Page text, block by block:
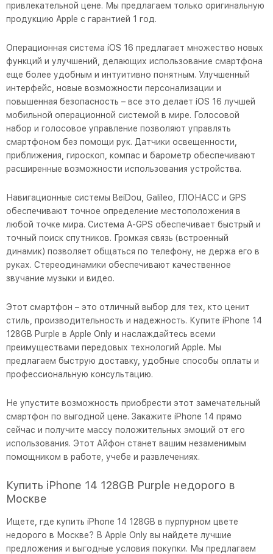
привлекательной цене. Мы предлагаем только оригинальную
продукцию Apple с гарантией 1 год.
Операционная система iOS 16 предлагает множество новых
функций и улучшений, делающих использование смартфона
еще более удобным и интуитивно понятным. Улучшенный
интерфейс, новые возможности персонализации и
повышенная безопасность – все это делает iOS 16 лучшей
мобильной операционной системой в мире. Голосовой
набор и голосовое управление позволяют управлять
смартфоном без помощи рук. Датчики освещенности,
приближения, гироскоп, компас и барометр обеспечивают
расширенные возможности использования устройства.
Навигационные системы BeiDou, Galileo, ГЛОНАСС и GPS
обеспечивают точное определение местоположения в
любой точке мира. Система A-GPS обеспечивает быстрый и
точный поиск спутников. Громкая связь (встроенный
динамик) позволяет общаться по телефону, не держа его в
руках. Стереодинамики обеспечивают качественное
звучание музыки и видео.
Этот смартфон – это отличный выбор для тех, кто ценит
стиль, производительность и надежность. Купите iPhone 14
128GB Purple в Apple Only и наслаждайтесь всеми
преимуществами передовых технологий Apple. Мы
предлагаем быструю доставку, удобные способы оплаты и
профессиональную консультацию.
Не упустите возможность приобрести этот замечательный
смартфон по выгодной цене. Закажите iPhone 14 прямо
сейчас и получите массу положительных эмоций от его
использования. Этот Айфон станет вашим незаменимым
помощником в работе, учебе и развлечениях.
Купить iPhone 14 128GB Purple недорого в
Москве
Ищете, где купить iPhone 14 128GB в пурпурном цвете
недорого в Москве? В Apple Only вы найдете лучшие
предложения и выгодные условия покупки. Мы предлагаем